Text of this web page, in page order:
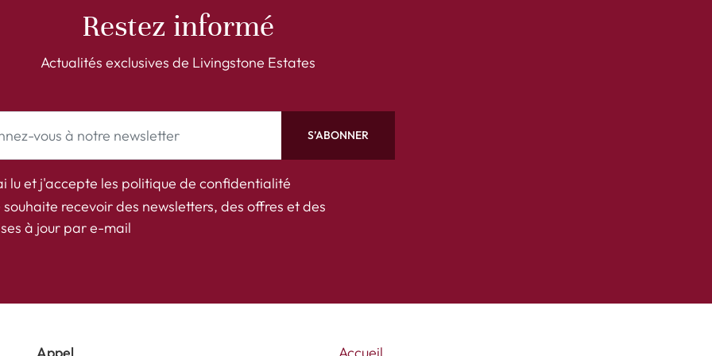
Restez informé
Actualités exclusives de Livingstone Estates
S’ABONNER
lu et j'accepte les politique de confidentialité
souhaite recevoir des newsletters, des offres et des
à jour par e-mail